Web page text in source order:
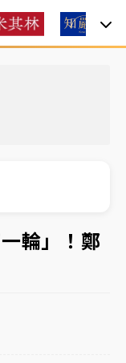
雨 東部高溫飆
律師掮客大玩兩
若改由政府委
輪」！鄭